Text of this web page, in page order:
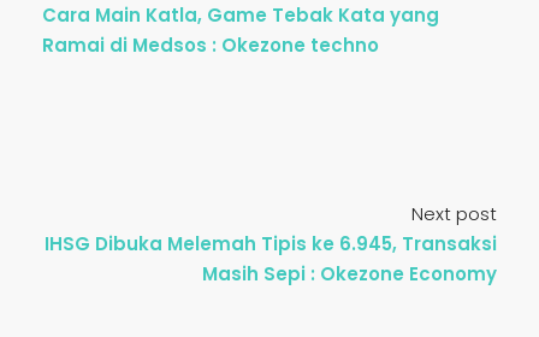
Cara Main Katla, Game Tebak Kata yang
Ramai di Medsos : Okezone techno
Next post
IHSG Dibuka Melemah Tipis ke 6.945, Transaksi
Masih Sepi : Okezone Economy